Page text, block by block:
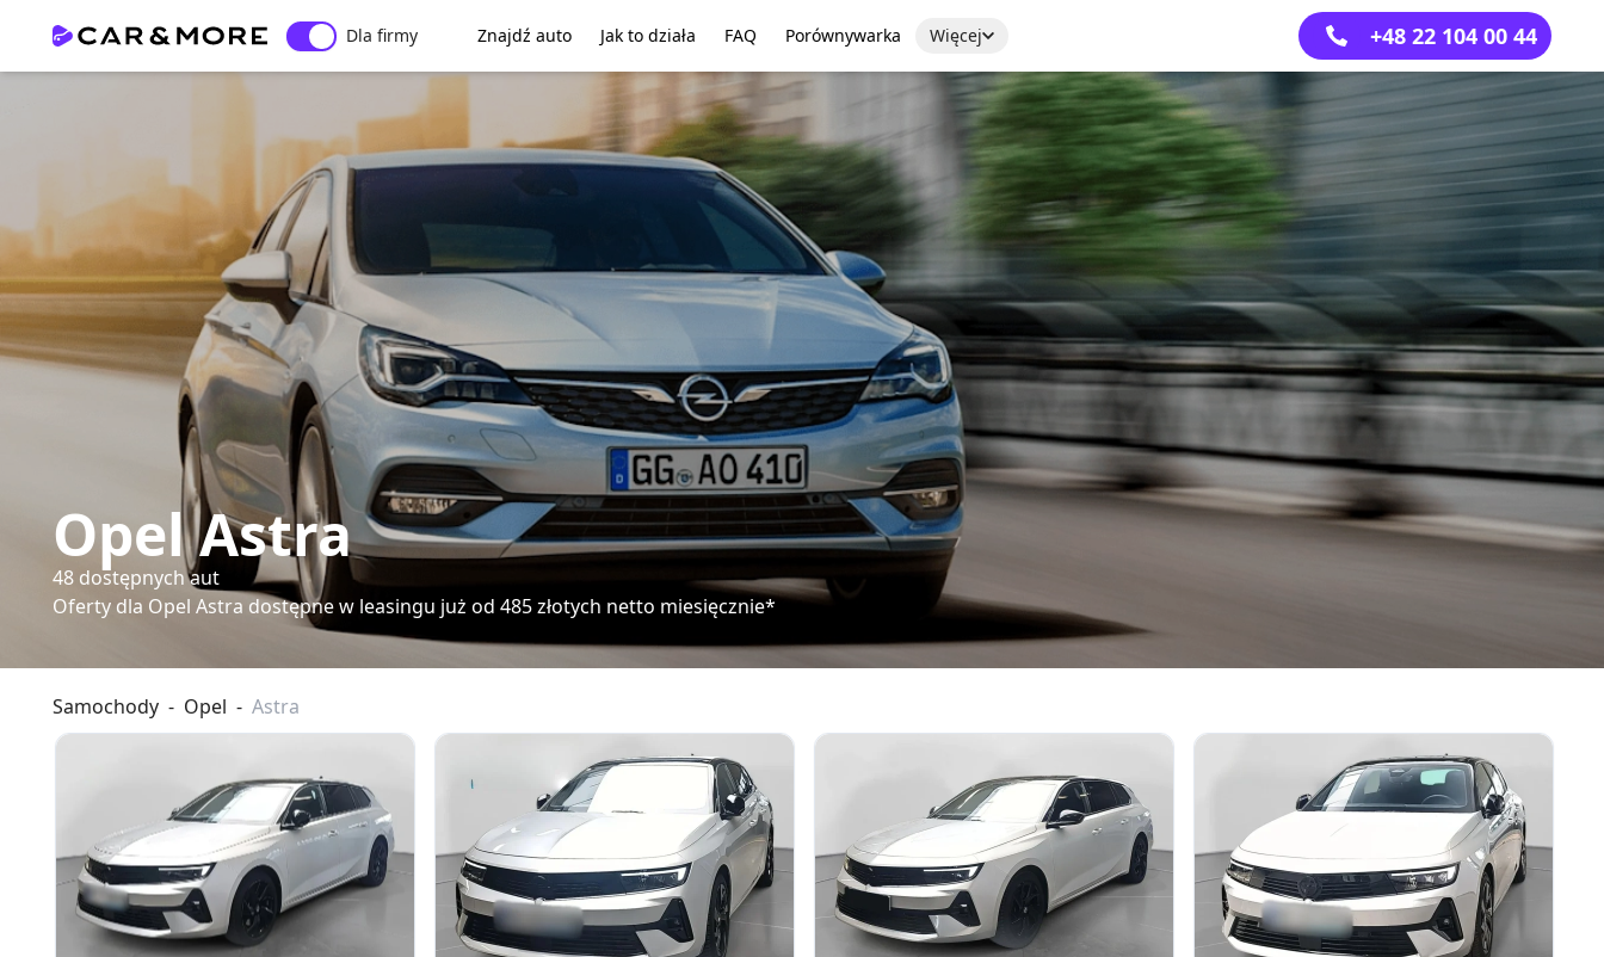
Dla firmy Znajdź auto Jak to działa FAQ Porównywarka Więcej +48 22 104 00 44
Opel Astra
48 dostępnych aut
Oferty dla Opel Astra dostępne w leasingu już od 485złotych netto miesięcznie*
Samochody - Opel - Astra